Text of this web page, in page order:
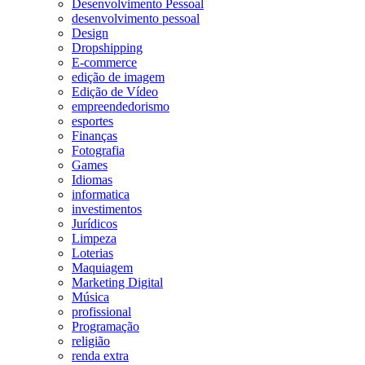
Desenvolvimento Pessoal
desenvolvimento pessoal
Design
Dropshipping
E-commerce
edição de imagem
Edição de Vídeo
empreendedorismo
esportes
Finanças
Fotografia
Games
Idiomas
informatica
investimentos
Jurídicos
Limpeza
Loterias
Maquiagem
Marketing Digital
Música
profissional
Programação
religião
renda extra